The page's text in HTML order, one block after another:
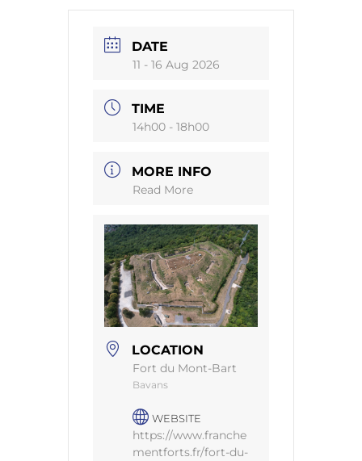
DATE
11 - 16 Aug 2026
TIME
14h00 - 18h00
MORE INFO
Read More
LOCATION
Fort du Mont-Bart
Bavans
WEBSITE
https://www.franche
mentforts.fr/fort-du-